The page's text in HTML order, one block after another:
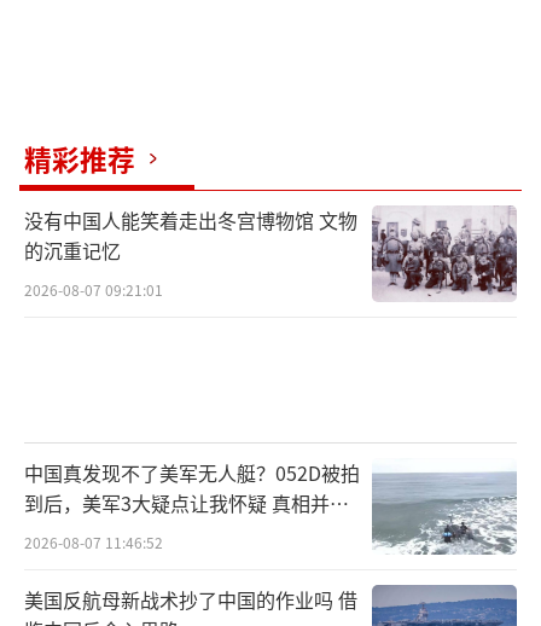
精彩推荐
没有中国人能笑着走出冬宫博物馆 文物
的沉重记忆
2026-08-07 09:21:01
中国真发现不了美军无人艇？052D被拍
到后，美军3大疑点让我怀疑 真相并非
如此
2026-08-07 11:46:52
美国反航母新战术抄了中国的作业吗 借